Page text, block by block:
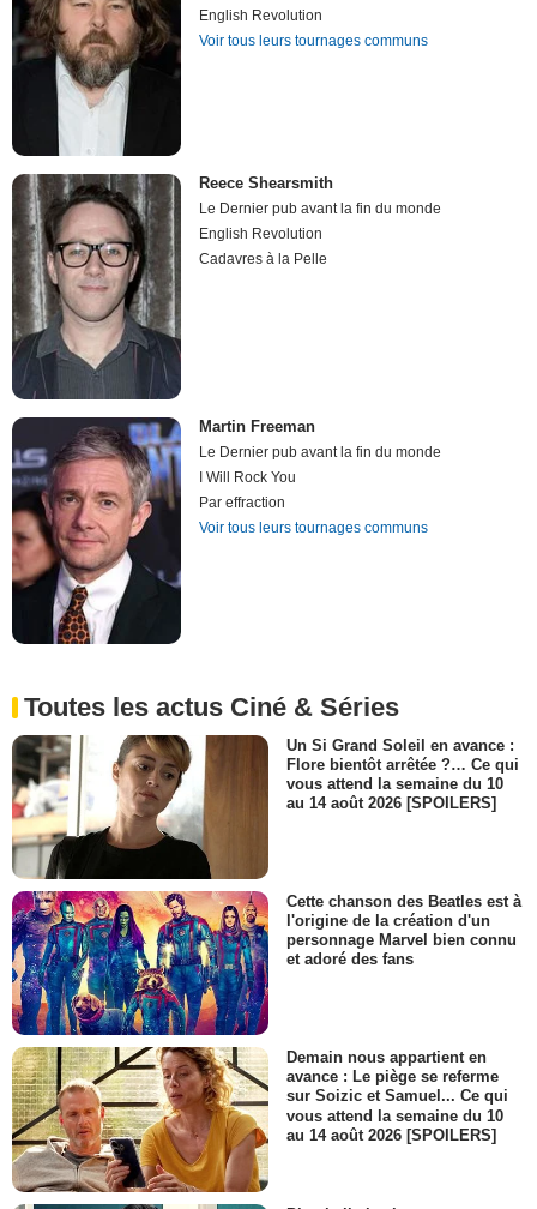
English Revolution
Voir tous leurs tournages communs
Reece Shearsmith
Le Dernier pub avant la fin du monde
English Revolution
Cadavres à la Pelle
Martin Freeman
Le Dernier pub avant la fin du monde
I Will Rock You
Par effraction
Voir tous leurs tournages communs
Toutes les actus Ciné & Séries
Un Si Grand Soleil en avance :
Flore bientôt arrêtée ?… Ce qui
vous attend la semaine du 10
au 14 août 2026 [SPOILERS]
Cette chanson des Beatles est à
l'origine de la création d'un
personnage Marvel bien connu
et adoré des fans
Demain nous appartient en
avance : Le piège se referme
sur Soizic et Samuel... Ce qui
vous attend la semaine du 10
au 14 août 2026 [SPOILERS]